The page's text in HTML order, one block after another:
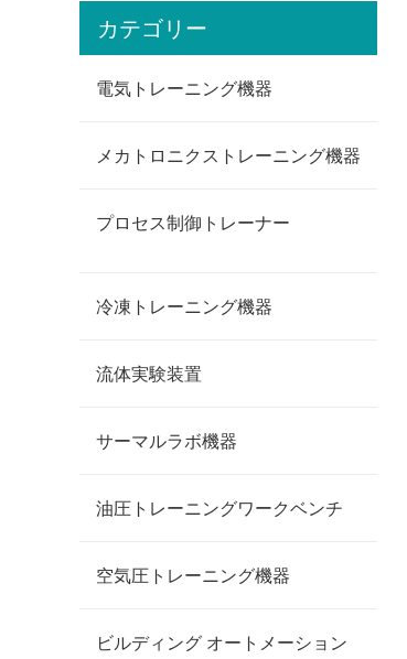
カテゴリー
電気トレーニング機器
メカトロニクストレーニング機器
プロセス制御トレーナー
冷凍トレーニング機器
流体実験装置
サーマルラボ機器
油圧トレーニングワークベンチ
空気圧トレーニング機器
ビルディング オートメーション